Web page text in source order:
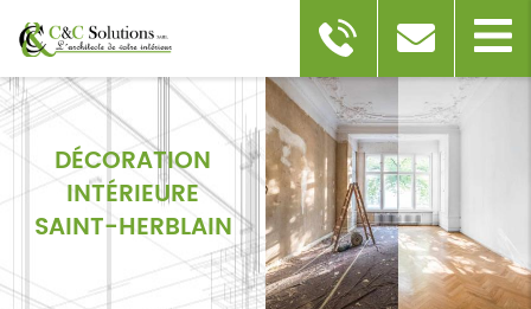
DÉCORATION
INTÉRIEURE
SAINT-HERBLAIN